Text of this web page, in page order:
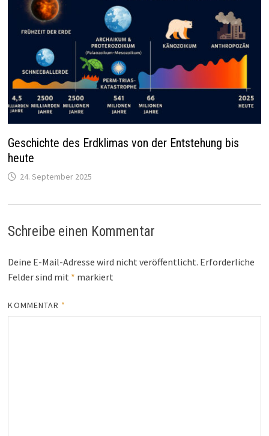
Geschichte des Erdklimas von der Entstehung bis
heute
24. September 2025
Schreibe einen Kommentar
Deine E-Mail-Adresse wird nicht veröffentlicht. Erforderliche
Felder sind mit * markiert
KOMMENTAR *